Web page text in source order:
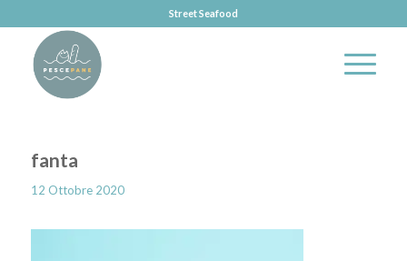
Street Seafood
fanta
12 Ottobre 2020